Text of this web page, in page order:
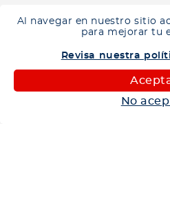
Al navegar en nuestro sitio
para mejorar tu
Revisa nuestra
No
Ingresa tu ubicación para ver los